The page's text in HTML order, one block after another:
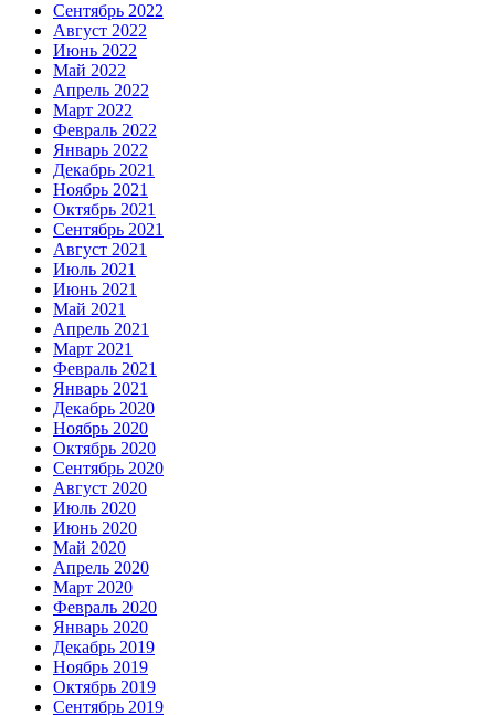
Сентябрь 2022
Август 2022
Июнь 2022
Май 2022
Апрель 2022
Март 2022
Февраль 2022
Январь 2022
Декабрь 2021
Ноябрь 2021
Октябрь 2021
Сентябрь 2021
Август 2021
Июль 2021
Июнь 2021
Май 2021
Апрель 2021
Март 2021
Февраль 2021
Январь 2021
Декабрь 2020
Ноябрь 2020
Октябрь 2020
Сентябрь 2020
Август 2020
Июль 2020
Июнь 2020
Май 2020
Апрель 2020
Март 2020
Февраль 2020
Январь 2020
Декабрь 2019
Ноябрь 2019
Октябрь 2019
Сентябрь 2019